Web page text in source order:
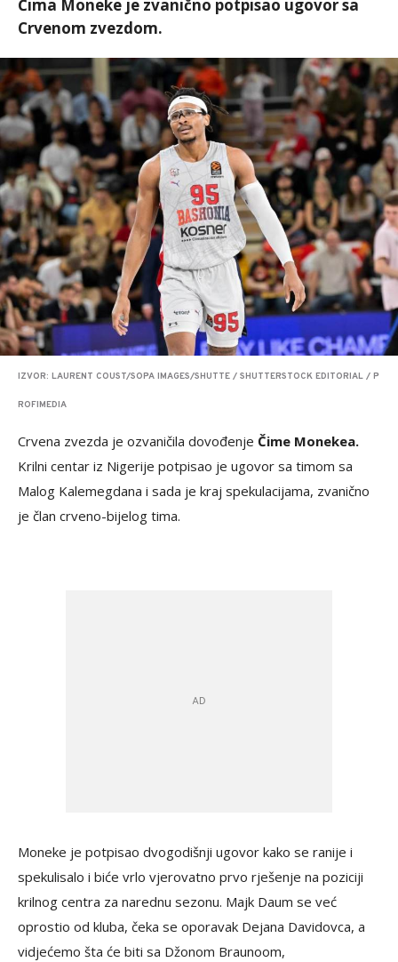
Čima Moneke je zvanično potpisao ugovor sa
Crvenom zvezdom.
IZVOR: LAURENT COUST/SOPA IMAGES/SHUTTE / SHUTTERSTOCK EDITORIAL / P
ROFIMEDIA
Crvena zvezda je ozvaničila dovođenje Čime Monekea.
Krilni centar iz Nigerije potpisao je ugovor sa timom sa
Malog Kalemegdana i sada je kraj spekulacijama, zvanično
je član crveno-bijelog tima.
Moneke je potpisao dvogodišnji ugovor kako se ranije i
spekulisalo i biće vrlo vjerovatno prvo rješenje na poziciji
krilnog centra za narednu sezonu. Majk Daum se već
oprostio od kluba, čeka se oporavak Dejana Davidovca, a
vidjećemo šta će biti sa Džonom Braunoom,